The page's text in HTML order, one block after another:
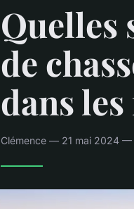
Quelles
de
dans
Clémence — 21 mai 2024 —